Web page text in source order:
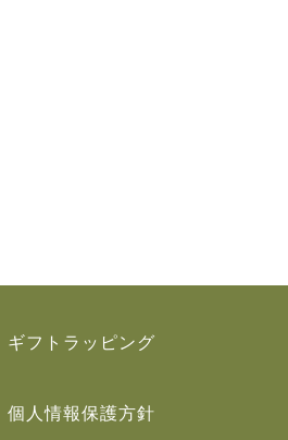
ギフトラッピング
個人情報保護方針